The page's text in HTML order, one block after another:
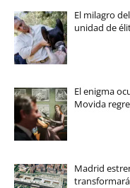
El milagro
unidad de
El enigma
Movida
Madrid